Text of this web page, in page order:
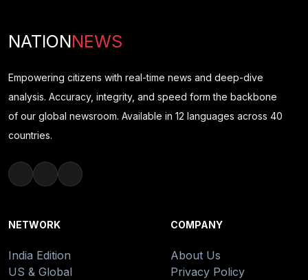
NATIONNEWS
Empowering citizens with real-time news and deep-dive
analysis. Accuracy, integrity, and speed form the backbone
of our global newsroom. Available in 12 languages across 40
countries.
NETWORK
India Edition
US & Global
COMPANY
About Us
Privacy Policy